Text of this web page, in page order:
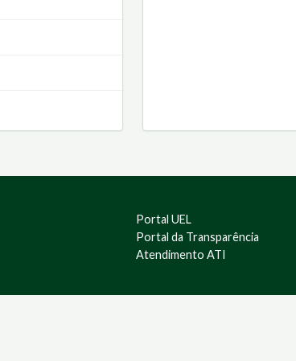
Portal UEL
Portal da Transparência
Atendimento ATI